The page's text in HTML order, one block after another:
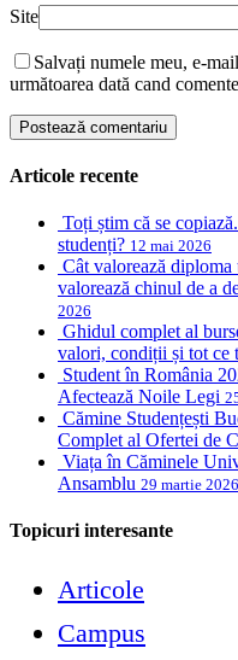
Site
Salvați numele meu, e-
următoarea dată cand
Articole recente
Toți știm că se
studenți? 12 mai 2026
Cât valorează
valorează chinul de a
2026
Ghidul complet al
valori, condiții și tot ce
Student în România
Afectează Noile Legi
Cămine Studențești
Complet al Ofertei de
Viața în Căminele
Ansamblu 29 martie 2026
Topicuri interesante
Articole
Campus